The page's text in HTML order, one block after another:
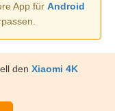
App für Android
den Xiaomi 4K